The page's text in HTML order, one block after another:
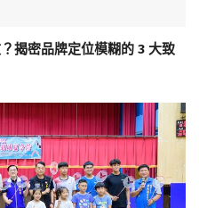
揭密品牌定位模糊的 3 大致